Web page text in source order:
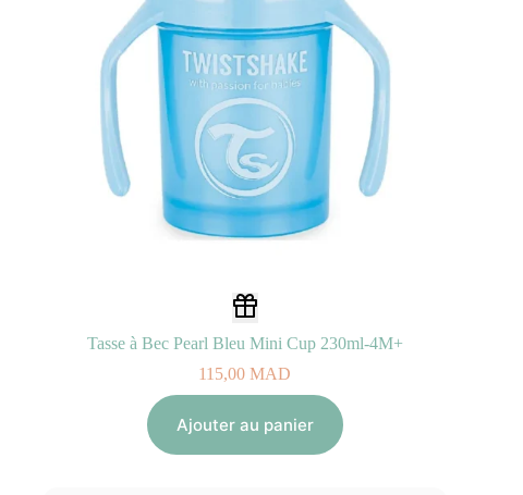
Tasse à Bec Pearl Bleu Mini Cup 230ml-4M+
115,00 MAD
Ajouter au panier